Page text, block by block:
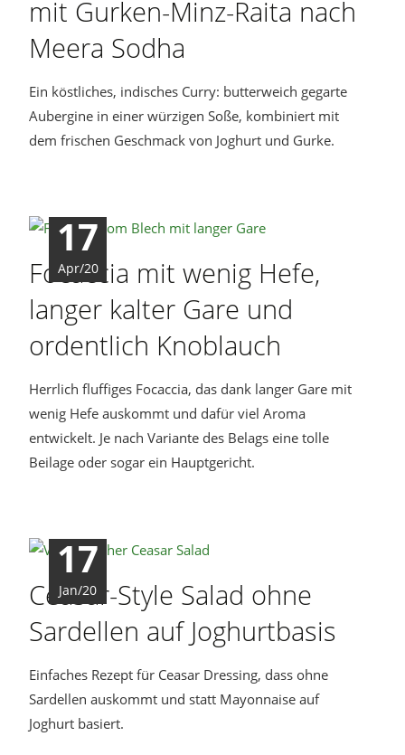
mit Gurken-Minz-Raita nach
Meera Sodha
Ein köstliches, indisches Curry: butterweich gegarte
Aubergine in einer würzigen Soße, kombiniert mit
dem frischen Geschmack von Joghurt und Gurke.
17
Apr/20
Focaccia mit wenig Hefe,
langer kalter Gare und
ordentlich Knoblauch
Herrlich fluffiges Focaccia, das dank langer Gare mit
wenig Hefe auskommt und dafür viel Aroma
entwickelt. Je nach Variante des Belags eine tolle
Beilage oder sogar ein Hauptgericht.
17
Jan/20
Ceasar-Style Salad ohne
Sardellen auf Joghurtbasis
Einfaches Rezept für Ceasar Dressing, dass ohne
Sardellen auskommt und statt Mayonnaise auf
Joghurt basiert.